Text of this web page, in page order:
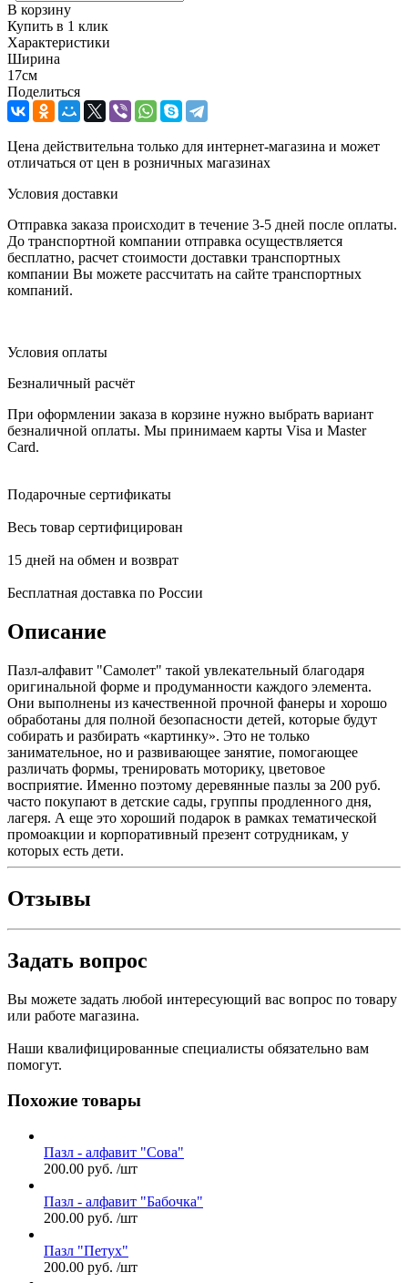
В корзину
Купить в 1 клик
Характеристики
Ширина
17см
Поделиться
Цена действительна только для интернет-магазина и может
отличаться от цен в розничных магазинах
Условия доставки
Отправка заказа происходит в течение 3-5 дней после оплаты.
До транспортной компании отправка осуществляется
бесплатно, расчет стоимости доставки транспортных
компании Вы можете рассчитать на сайте транспортных
компаний.
Условия оплаты
Безналичный расчёт
При оформлении заказа в корзине нужно выбрать вариант
безналичной оплаты. Мы принимаем карты Visa и Master
Card.
Подарочные сертификаты
Весь товар сертифицирован
15 дней на обмен и возврат
Бесплатная доставка по России
Описание
Пазл-алфавит "Самолет" такой увлекательный благодаря
оригинальной форме и продуманности каждого элемента.
Они выполнены из качественной прочной фанеры и хорошо
обработаны для полной безопасности детей, которые будут
собирать и разбирать «картинку». Это не только
занимательное, но и развивающее занятие, помогающее
различать формы, тренировать моторику, цветовое
восприятие. Именно поэтому деревянные пазлы за 200 руб.
часто покупают в детские сады, группы продленного дня,
лагеря. А еще это хороший подарок в рамках тематической
промоакции и корпоративный презент сотрудникам, у
которых есть дети.
Отзывы
Задать вопрос
Вы можете задать любой интересующий вас вопрос по товару
или работе магазина.
Наши квалифицированные специалисты обязательно вам
помогут.
Похожие товары
Пазл - алфавит "Сова"
200.00 руб. /шт
Пазл - алфавит "Бабочка"
200.00 руб. /шт
Пазл "Петух"
200.00 руб. /шт